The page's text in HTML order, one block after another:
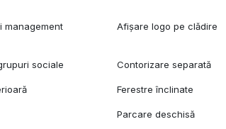
management
Afișare logo pe clădire
sociale Contorizare separată
Ferestre înclinate
Parcare deschisă